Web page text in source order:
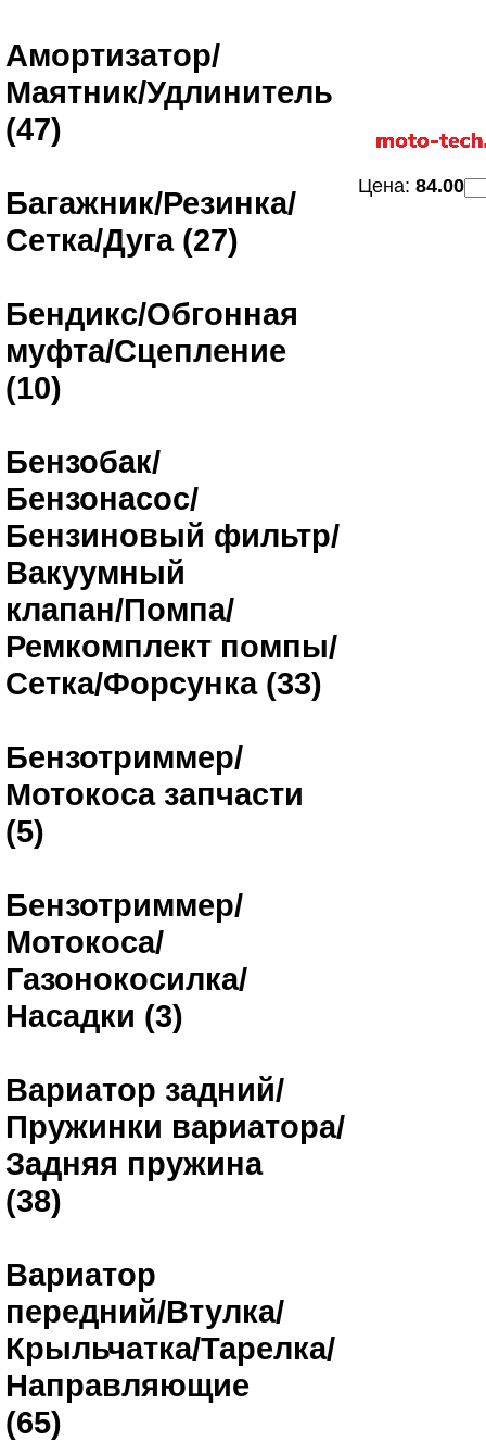
Амортизатор/
Маятник/Удлинитель
(47)
Багажник/Резинка/
Сетка/Дуга (27)
Бендикс/Обгонная
муфта/Сцепление
(10)
Бензобак/
Бензонасос/
Бензиновый фильтр/
Вакуумный
клапан/Помпа/
Ремкомплект помпы/
Сетка/Форсунка (33)
Бензотриммер/
Мотокоса запчасти
(5)
Бензотриммер/
Мотокоса/
Газонокосилка/
Насадки (3)
Вариатор задний/
Пружинки вариатора/
Задняя пружина
(38)
Вариатор
передний/Втулка/
Крыльчатка/Тарелка/
Направляющие
(65)
Цена: 84.00